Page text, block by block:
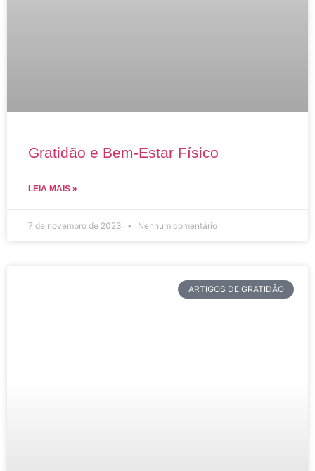
Gratidão e Bem-Estar Físico
LEIA MAIS »
7 de novembro de 2023 Nenhum comentário
ARTIGOS DE GRATIDÃO